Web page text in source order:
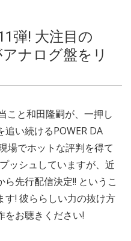
弾! 大注目の
アナログ盤をリ
こと和田隆嗣が、一押し
い続けるPOWER DA
場でホットな評判を得て
ッシュしていますが、近
先行配信決定!! というこ
す! 彼ららしい力の抜け方
をお聴きください!